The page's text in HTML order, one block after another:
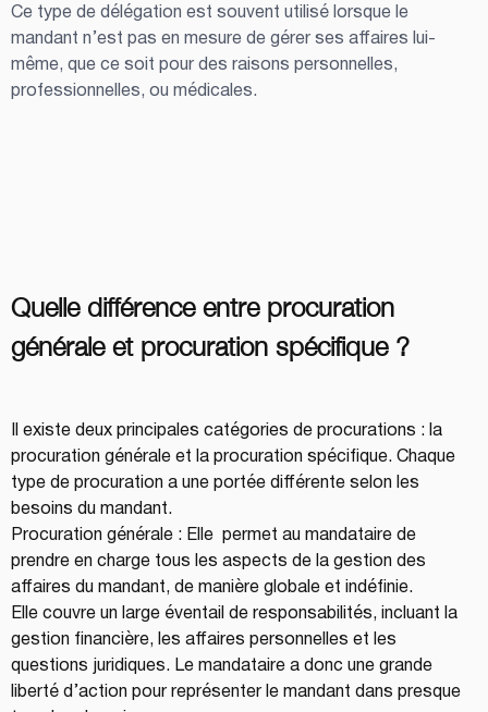
Ce type de délégation est souvent utilisé lorsque le
mandant n’est pas en mesure de gérer ses affaires lui-
même, que ce soit pour des raisons personnelles,
professionnelles, ou médicales.
Quelle différence entre procuration
générale et procuration spécifique ?
Il existe deux principales catégories de procurations : la
procuration générale et la procuration spécifique. Chaque
type de procuration a une portée différente selon les
besoins du mandant.
Procuration générale : Elle  permet au mandataire de
prendre en charge tous les aspects de la gestion des
affaires du mandant, de manière globale et indéfinie.
Elle couvre un large éventail de responsabilités, incluant la
gestion financière, les affaires personnelles et les
questions juridiques. Le mandataire a donc une grande
liberté d’action pour représenter le mandant dans presque